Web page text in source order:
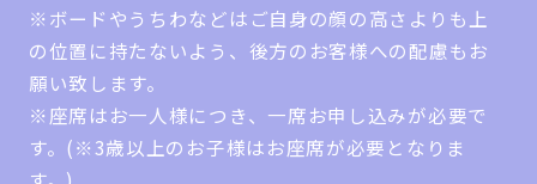
※ボードやうちわなどはご自身の顔の高さよりも上
の位置に持たないよう、後方のお客様への配慮もお
願い致します。
※座席はお一人様につき、一席お申し込みが必要で
す。(※3歳以上のお子様はお座席が必要となりま